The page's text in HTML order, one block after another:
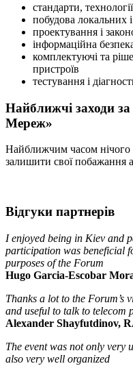
стандарти,
побудова локальних
проектування і
інформаційна
комплектуючі та
пристроїв
тестування і
Найближчі заходи
Мереж»
Найближчим часом нічого
залишити свої побажання
Відгуки партнерів
I enjoyed being in Kiev and
participation was beneficial
purposes of the Forum
Hugo Garcia-Escobar
Thanks a lot to the Forum’s
and useful to talk to telecom
Alexander Shayfutdinov,
The event was not only very
also very well organized